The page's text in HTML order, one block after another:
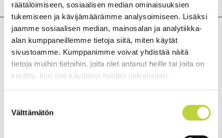
räätälöimiseen, sosiaalisen median ominaisuuksien
tukemiseen ja kävijämäärämme analysoimiseen. Lisäksi
jaamme sosiaalisen median, mainosalan ja analytiikka-
alan kumppaneillemme tietoja siitä, miten käytät
sivustoamme. Kumppanimme voivat yhdistää näitä
tietoja muihin tietoihin, joita olet antanut heille tai joita on
kerätty, kun olet käyttänyt heidän palvelujaan.
valinta
Välttämätön